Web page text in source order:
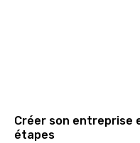
Créer son entreprise
étapes